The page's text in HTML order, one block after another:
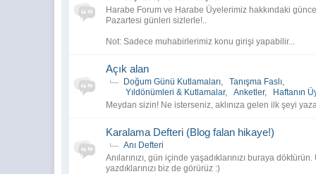
@ redkitt : siteyi kapandı biliyordum vaayy
Elric
@ Kafadar :
bi selam bırakıp kaçayım belki
Kafadar : vay harabe vay...beşikten mezara
hüfyaa : Cıks. Olmadı.
@ hüfyaa :
Yani? Tek tek mi deneyeyim?
diye yine olacağından emin
Harabe Forum ve Harabe Üyelerimiz hakkındaki
Pazartesi günleri sizlerle!..
Not: Sadece muhabirlerimiz konu girişi yapabilir...
Açık alan
Doğum Günü Kutlamaları, Tanışma Faslı,
Yıldönümleri & Kutlamalar, Anketler,
Haftanın
Meydan sizin! Ne isterseniz, aklınıza gelen ilk şeyi
Karalama Defteri (Blog falan hikaye!)
Anı Defteri
Anılarınızı, gün içinde yaşadıklarınızı buraya
yazdıklarınızı biz de görürüz :)